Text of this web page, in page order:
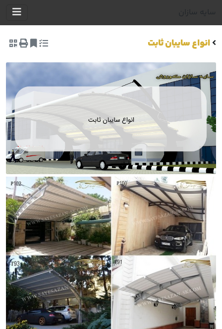
سایه سازان
انواع سایبان ثابت